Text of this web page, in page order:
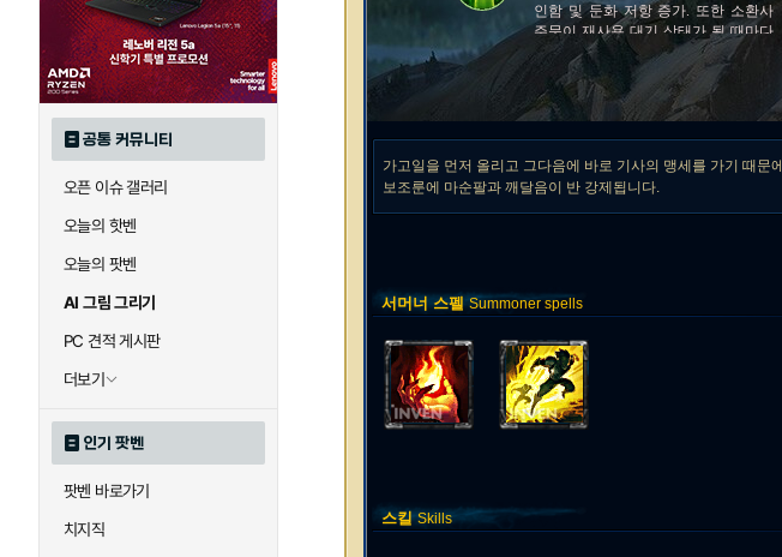
공통 커뮤니티
오픈 이슈 갤러리
오늘의 핫벤
오늘의 팟벤
AI 그림 그리기
PC 견적 게시판
더보기
인기 팟벤
팟벤 바로가기
치지직
인함 및 둔화 저항 증가. 또한 소환사
주문이 재사용 대기 상태가 될 때마다
강인함 및 둔화 저항 추가 증가
가고일을 먼저 올리고 그다음에 바로 기사의 맹세를 가기 때문에
보조룬에 마순팔과 깨달음이 반 강제됩니다.
서머너 스펠Summoner spells
스킬Skills